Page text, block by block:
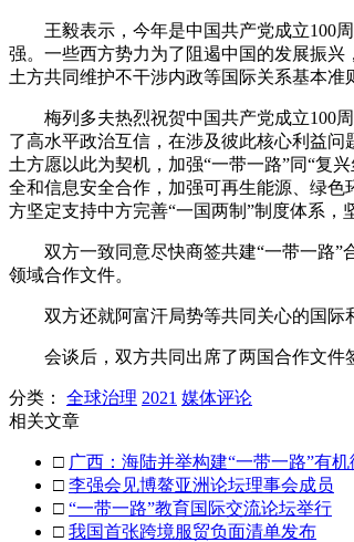
王毅表示，今年是中国共产党成立100
强。一些西方势力为了阻遏中国的发展振
土方共同维护不干涉内政等国际关系基本准
梅列多夫热烈祝贺中国共产党成立100
了高水平政治互信，在涉及彼此核心利益
土方愿以此为契机，加强“一带一路”同“复
全和信息安全合作，加强可再生能源、绿
方坚定支持中方完善“一国两制”制度体系
双方一致同意尽快商签共建“一带一路
领域合作文件。
双方还就阿富汗局势等共同关心的国际
会谈后，双方共同出席了两国合作文件
分类： 全球治理 2021 媒体评论
相关文章
□ 广西：海陆并举构建“一带一路”有
□ 李强会见博鳌亚洲论坛理事会成员
□ “一带一路”教育国际交流论坛举行
□ 我国首张跨境服贸负面清单发布